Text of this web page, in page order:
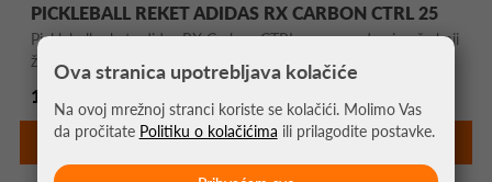
PICKLEBALL REKET ADIDAS RX CARBON CTRL 25
Pickleball reket adidas RX Carbon CTRL za napredne igrače koji
žele više ...
140,00 €
DETALJNIJE
Ova stranica upotrebljava kolačiće
Na ovoj mrežnoj stranci koriste se kolačići. Molimo Vas
da pročitate Politiku o kolačićima ili prilagodite postavke.